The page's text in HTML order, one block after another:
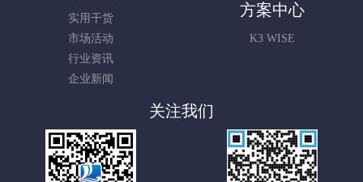
实用干货
市场活动
行业资讯
企业新闻
方案中心
K3 WISE
关注我们